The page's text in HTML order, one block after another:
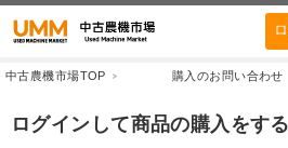
中古農機市場TOP 購入のお問い合わせ
ログインして商品の購入をする